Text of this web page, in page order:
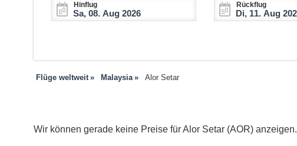
Hinflug Rückflug
Flüge weltweit Malaysia Alor Setar
Wir können gerade keine Preise für Alor Setar (AOR) anzeigen.